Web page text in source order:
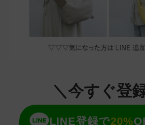
＼今すぐ登
LINE登録で20%